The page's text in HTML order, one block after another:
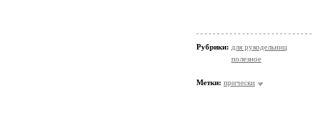
Рубрики: для рукодельниц
полезное
Метки: прически